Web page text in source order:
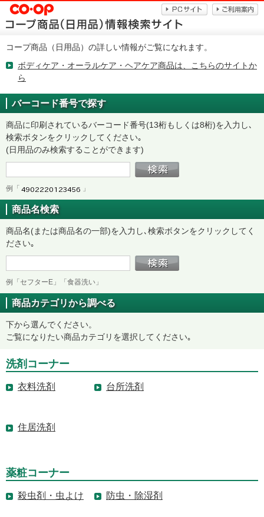
コープ商品（日用品）の詳しい情報がご覧になれます。
ボディケア・オーラルケア・ヘアケア商品は、こちらのサイトか
ら
バーコード番号で探す
商品に印刷されているバーコード番号(13桁もしくは8桁)を入力し､
検索ボタンをクリックしてください｡
(日用品のみ検索することができます)
例「 」
商品名検索
商品名(または商品名の一部)を入力し､検索ボタンをクリックしてく
ださい｡
例「セフターE」「食器洗い」
商品カテゴリから調べる
下から選んでください。
ご覧になりたい商品カテゴリを選択してください｡
洗剤コーナー
衣料洗剤 台所洗剤
住居洗剤
薬粧コーナー
殺虫剤・虫よけ 防虫・除湿剤